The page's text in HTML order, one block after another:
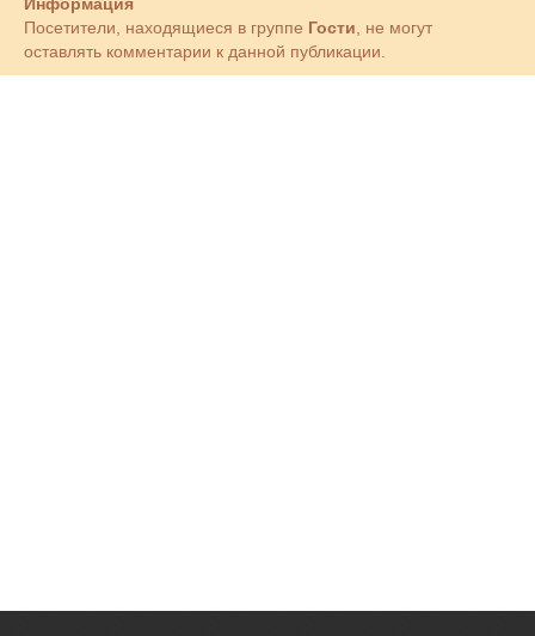
Посетители, находящиеся в группе Гости , не могут
оставлять комментарии к данной публикации.